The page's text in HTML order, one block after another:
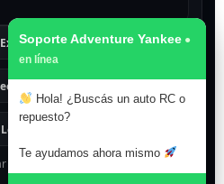
Ver
1811
el mapa.
Soporte Adventure Yankee
Hola! ¿Buscás un auto RC o
repuesto?
Te ayudamos ahora mismo